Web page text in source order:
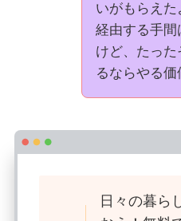
いがもらえた
経由する手間
けど、たっ
るならやる価
日々の暮ら